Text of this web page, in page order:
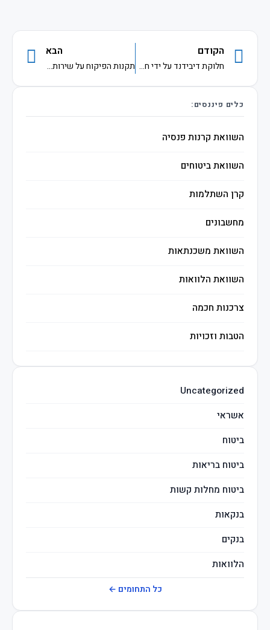
הקודם
חלוקת דיבידנד על ידי חברת ביטוח
הבא
תקנות הפיקוח על שירותים פיננסיים (קופות גמל)(ועדת השקעות), התשע"ז-2017
כלים פיננסים:
השוואת קרנות פנסיה
השוואת ביטוחים
קרן השתלמות
מחשבונים
השוואת משכנתאות
השוואת הלוואות
צרכנות חכמה
הטבות וזכויות
השקעות חכמות
מיסים
Uncategorized
אשראי
ביטוח
ביטוח בריאות
ביטוח מחלות קשות
בנקאות
בנקים
הלוואות
חוזרי בנק ישראל
כל התחומים ←